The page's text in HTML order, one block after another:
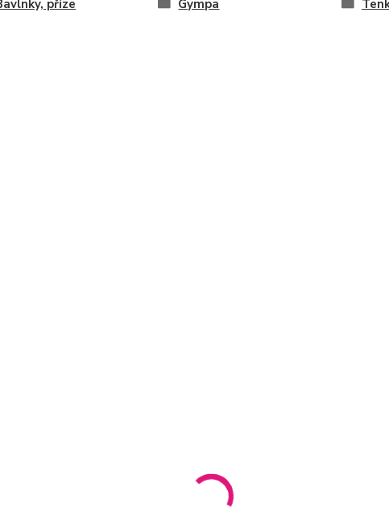
příze Gympa